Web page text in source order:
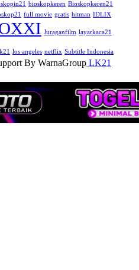
bioskopkeren Bioskopkeren21
full movie gratis hitman IDLIX
Juraganfilm layarkaca21
los angeles netflix Subtitle Indonesia
By WarnaGroup LK21